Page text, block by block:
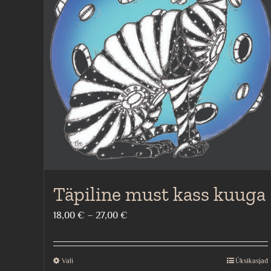
Täpiline must kass kuuga
18,00 € – 27,00 €
18,00 €
Vali Üksikasjad